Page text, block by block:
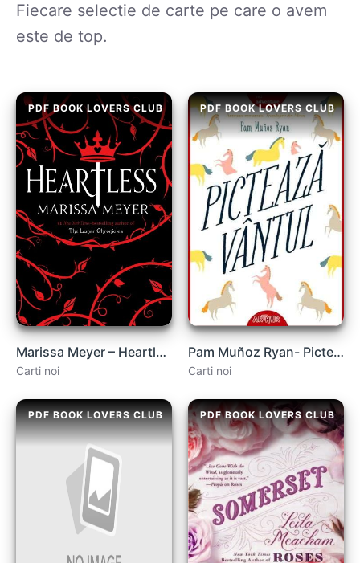
Fiecare selectie de carte pe care o avem
este de top.
PDF BOOK LOVERS CLUB
Marissa Meyer – Heartless .PDF
Carti noi
PDF BOOK LOVERS CLUB
Pam Muñoz Ryan- Pictează vântul .PDF
Carti noi
PDF BOOK LOVERS CLUB PDF BOOK LOVERS CLUB